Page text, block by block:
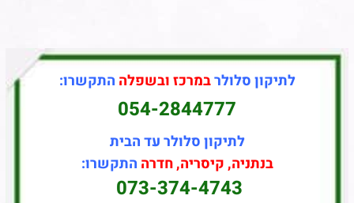
לתיקון סלולרבמרכז ובשפלה התקשרו:
054-2844777
לתיקון סלולר עד הבית
בנתניה, קיסריה, חדרה התקשרו:
073-374-4743